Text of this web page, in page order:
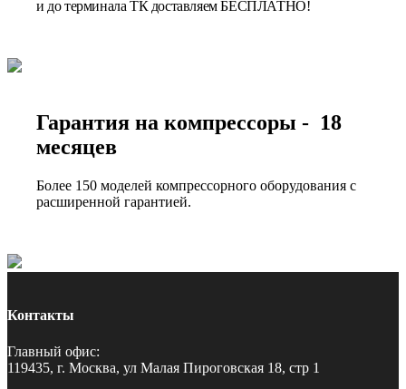
и до терминала ТК доставляем БЕСПЛАТНО!
Гарантия на компрессоры - 18
месяцев
Более 150 моделей компрессорного оборудования с
расширенной гарантией.
Контакты
Главный офис:
119435, г. Москва, ул Малая Пироговская 18, стр 1